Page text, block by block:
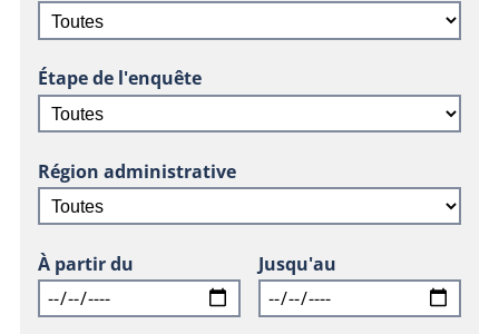
Étape de l'enquête
Région administrative
À partir du Jusqu'au